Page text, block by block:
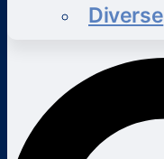
Diverse